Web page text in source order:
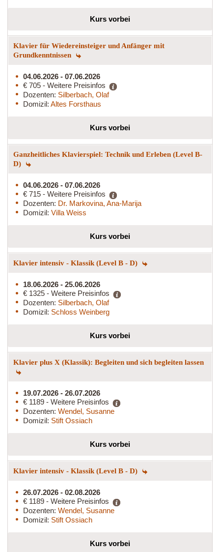
Kurs vorbei
Klavier für Wiedereinsteiger und Anfänger mit
Grundkenntnissen
04.06.2026 - 07.06.2026
€ 705 - Weitere Preisinfos
Dozenten: Silberbach, Olaf
Domizil: Altes Forsthaus
Kurs vorbei
Ganzheitliches Klavierspiel: Technik und Erleben (Level B-
D)
04.06.2026 - 07.06.2026
€ 715 - Weitere Preisinfos
Dozenten: Dr. Markovina, Ana-Marija
Domizil: Villa Weiss
Kurs vorbei
Klavier intensiv - Klassik (Level B - D)
18.06.2026 - 25.06.2026
€ 1325 - Weitere Preisinfos
Dozenten: Silberbach, Olaf
Domizil: Schloss Weinberg
Kurs vorbei
Klavier plus X (Klassik): Begleiten und sich begleiten lassen
19.07.2026 - 26.07.2026
€ 1189 - Weitere Preisinfos
Dozenten: Wendel, Susanne
Domizil: Stift Ossiach
Kurs vorbei
Klavier intensiv - Klassik (Level B - D)
26.07.2026 - 02.08.2026
€ 1189 - Weitere Preisinfos
Dozenten: Wendel, Susanne
Domizil: Stift Ossiach
Kurs vorbei